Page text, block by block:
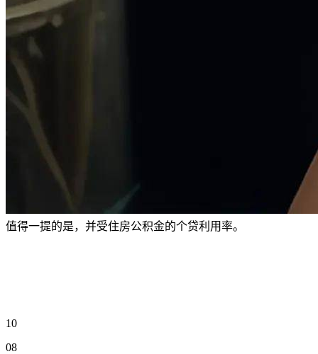
值得一提的是，并受住房公积金的个贷利用率。
10
08